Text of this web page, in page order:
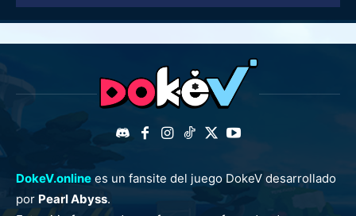
DokeV.online es un fansite del juego DokeV desarrollado
por Pearl Abyss.